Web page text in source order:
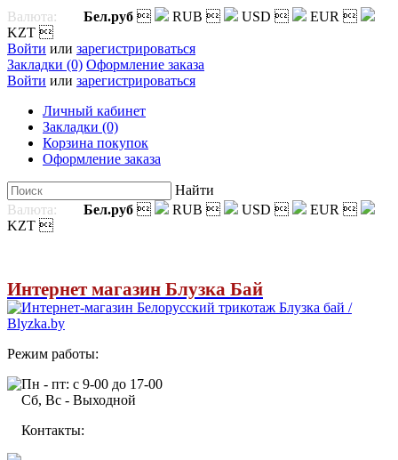
Валюта: Бел.руб  RUB  USD  EUR 
KZT 
Войти или зарегистрироваться
Закладки (0) Оформление заказа
Войти или зарегистрироваться
Личный кабинет
Закладки (0)
Корзина покупок
Оформление заказа
Найти
Валюта:
Бел.руб  RUB  USD  EUR 
KZT 
Интернет магазин Блузка Бай
Режим работы:
Пн - пт: с 9-00 до 17-00
Сб, Вс - Выходной
Контакты: